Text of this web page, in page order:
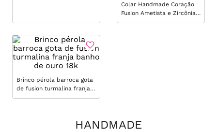
Colar Handmade Coração
Fusion Ametista e Zircônias
Brancas, Fio de Fluorita
Brinco pérola barroca gota
de fusion turmalina franja
banho de ouro 18k
HANDMADE